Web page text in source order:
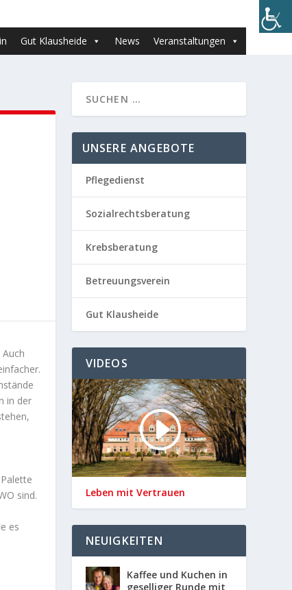
Gut Klausheide News Veranstaltungen
in der
sind.
es
UNSERE ANGEBOTE
Pflegedienst
Sozialrechtsberatung
Krebsberatung
Betreuungsverein
Gut Klausheide
VIDEOS
Leben mit Vertrauen
NEUIGKEITEN
Kaffee und Kuchen in
geselliger Runde mit